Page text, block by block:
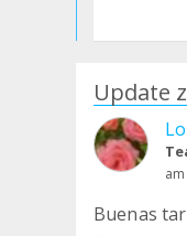
Update
Buenas